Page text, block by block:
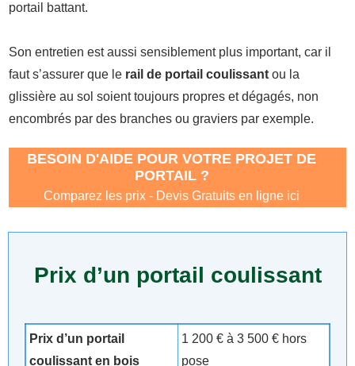
portail battant.
Son entretien est aussi sensiblement plus important, car il
faut s’assurer que le rail de portail coulissant ou la
glissière au sol soient toujours propres et dégagés, non
encombrés par des branches ou graviers par exemple.
BESOIN D'AIDE POUR VOTRE PROJET DE
PORTAIL ?
Comparez les prix - Devis Gratuits en ligne ici
Prix d’un portail coulissant
Prix d’un portail
coulissant en bois
1 200 € à 3 500 € hors
pose